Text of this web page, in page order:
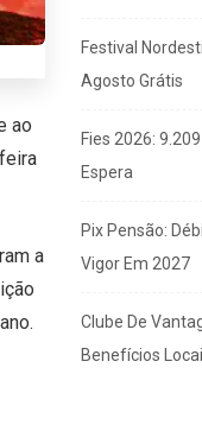
ao
a
Festival
Agosto Grátis
Fies 2026:
Espera
Pix Pensão:
Vigor Em 2027
Clube De
Benefícios